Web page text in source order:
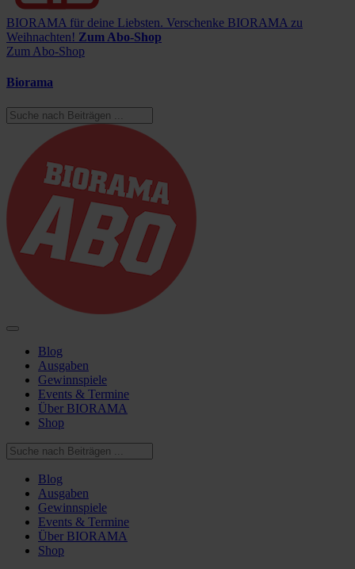
BIORAMA für deine Liebsten. Verschenke BIORAMA zu
Weihnachten! Zum Abo-Shop
Zum Abo-Shop
Biorama
Blog
Ausgaben
Gewinnspiele
Events & Termine
Über BIORAMA
Shop
Blog
Ausgaben
Gewinnspiele
Events & Termine
Über BIORAMA
Shop